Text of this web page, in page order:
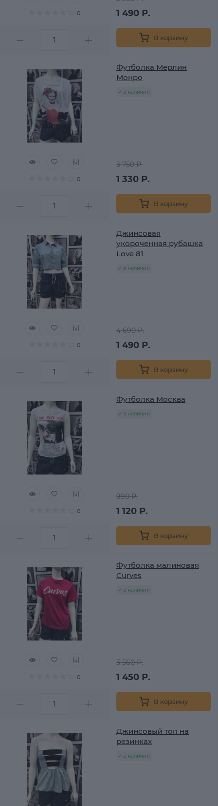
0 1 490 Р.
В корзину
0
Футболка Мерлин
Монро
в наличии
3 750 Р.
1 330 Р.
В корзину
0
Джинсовая
укороченная рубашка
Love 81
в наличии
4 690 Р.
1 490 Р.
В корзину
0
Футболка Москва
в наличии
990 Р.
1 120 Р.
В корзину
0
Футболка малиновая
Curves
в наличии
3 560 Р.
1 450 Р.
В корзину
Джинсовый топ на
резинках
в наличии